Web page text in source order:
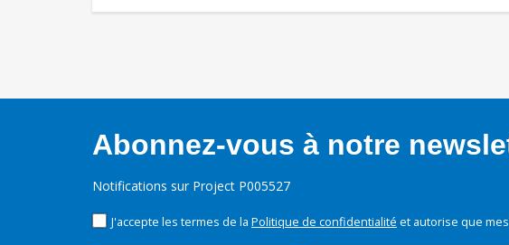
Abonnez-vous à notre
Notifications sur Project P005527
J'accepte les termes de la Politique de confidentialité et autorise que